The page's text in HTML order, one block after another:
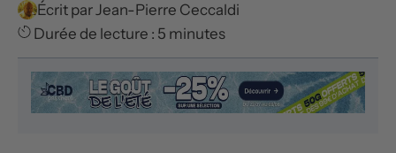
Écrit parJean-Pierre Ceccaldi
Durée de lecture : 5 minutes